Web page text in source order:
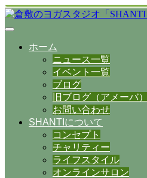
ホーム
ニュース一覧
イベント一覧
ブログ
旧ブログ（アメーバ）
お問い合わせ
SHANTIについて
コンセプト
チャリティー
ライフスタイル
オンラインサロン